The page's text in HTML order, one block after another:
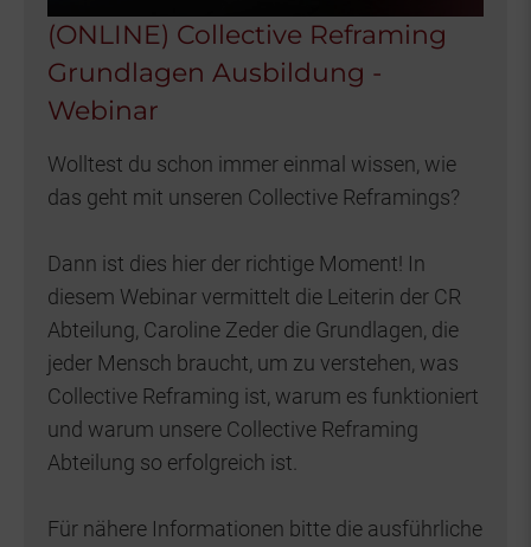
(ONLINE) Collective Reframing
Grundlagen Ausbildung -
Webinar
Wolltest du schon immer einmal wissen, wie
das geht mit unseren Collective Reframings?
Dann ist dies hier der richtige Moment! In
diesem Webinar vermittelt die Leiterin der CR
Abteilung, Caroline Zeder die Grundlagen, die
jeder Mensch braucht, um zu verstehen, was
Collective Reframing ist, warum es funktioniert
und warum unsere Collective Reframing
Abteilung so erfolgreich ist.
Für nähere Informationen bitte die ausführliche